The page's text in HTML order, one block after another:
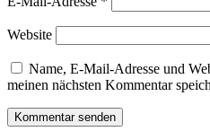
Website
Name, E-Mail-Adresse und
meinen nächsten Kommentar